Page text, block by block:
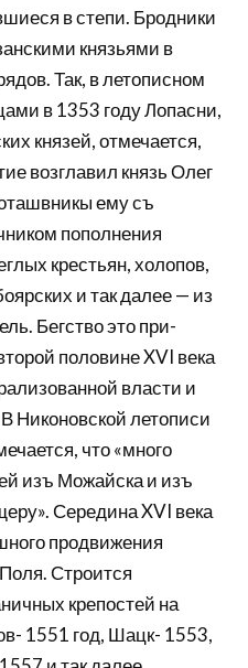
в степи. Бродники
князьями в
Так, в летописном
в 1353 году Лопасни,
князей, отмечается,
возглавил князь Олег
ему съ
пополнения
крестьян, холопов,
и так далее — из
Бегство это при-
половине XVI века
власти и
Никоновской летописи
что «много
изъ Можайска и изъ
Середина XVI века
продвижения
Строится
крепостей на
1551 год, Шацк- 1553,